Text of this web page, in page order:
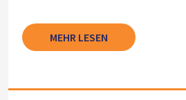
MEHR LESEN